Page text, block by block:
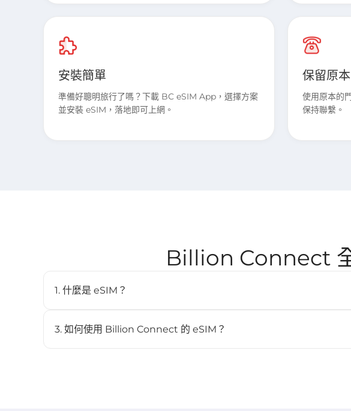
安裝簡單
準備好聰明旅行了嗎？下載 BC eSIM App，選擇方案
並安裝 eSIM，落地即可上網。
保留原
使用原本的
保持聯繫。
Billion Connect
1. 什麼是 eSIM？
內建於相容裝置中，並可儲存多個配置檔。
3. 如何使用 Billion Connect 的 eSIM？